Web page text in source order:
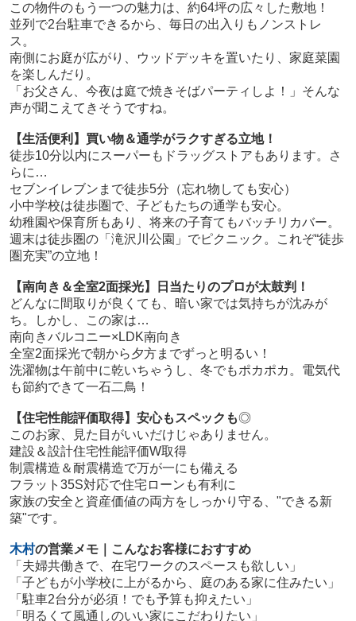
この物件のもう一つの魅力は、約64坪の広々した敷地！
並列で2台駐車できるから、毎日の出入りもノンストレ
ス。
南側にお庭が広がり、ウッドデッキを置いたり、家庭菜園
を楽しんだり。
「お父さん、今夜は庭で焼きそばパーティしよ！」そんな
声が聞こえてきそうですね。
【生活便利】買い物＆通学がラクすぎる立地！
徒歩10分以内にスーパーもドラッグストアもあります。さ
らに…
セブンイレブンまで徒歩5分（忘れ物しても安心）
小中学校は徒歩圏で、子どもたちの通学も安心。
幼稚園や保育所もあり、将来の子育てもバッチリカバー。
週末は徒歩圏の「滝沢川公園」でピクニック。これぞ“徒歩
圏充実”の立地！
【南向き＆全室2面採光】日当たりのプロが太鼓判！
どんなに間取りが良くても、暗い家では気持ちが沈みが
ち。しかし、この家は…
南向きバルコニー×LDK南向き
全室2面採光で朝から夕方までずっと明るい！
洗濯物は午前中に乾いちゃうし、冬でもポカポカ。電気代
も節約できて一石二鳥！
【住宅性能評価取得】安心もスペックも◎
このお家、見た目がいいだけじゃありません。
建設＆設計住宅性能評価W取得
制震構造＆耐震構造で万が一にも備える
フラット35S対応で住宅ローンも有利に
家族の安全と資産価値の両方をしっかり守る、"できる新
築"です。
木村の営業メモ｜こんなお客様におすすめ
「夫婦共働きで、在宅ワークのスペースも欲しい」
「子どもが小学校に上がるから、庭のある家に住みたい」
「駐車2台分が必須！でも予算も抑えたい」
「明るくて風通しのいい家にこだわりたい」